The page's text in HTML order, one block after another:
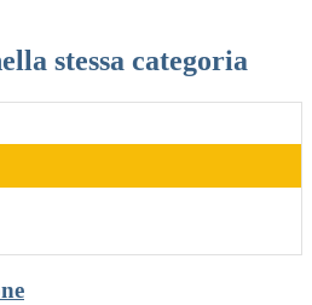
stessa categoria